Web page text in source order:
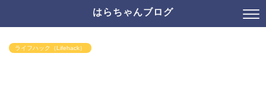
はらちゃんブログ
ライフハック（Lifehack）